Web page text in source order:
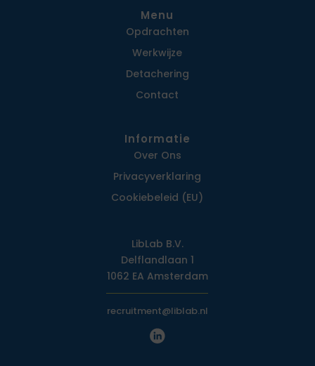
Menu
Opdrachten
Werkwijze
Detachering
Contact
Informatie
Over Ons
Privacy­verklaring
Cookiebeleid (EU)
LibLab B.V.
Delflandlaan 1
1062 EA Amsterdam
recruitment@liblab.nl